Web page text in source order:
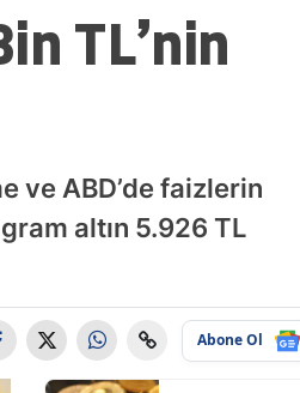
TL’nin
ve ABD’de faizlerin
altın 5.926 TL
Abone Ol